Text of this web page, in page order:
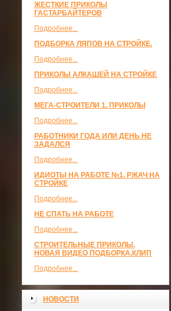
ЖЕСТКИЕ ПРИКОЛЫ
ГАСТАРБАЙТЕРОВ
Подробнее...
ПОДБОРКА ЛЯПОВ НА СТРОЙКЕ.
Подробнее...
ПРИКОЛЫ АЛКАШЕЙ НА СТРОЙКЕ
Подробнее...
МЕГА-СТРОИТЕЛИ 1. ПРИКОЛЫ
Подробнее...
РАБОТНИКИ ГОДА ИЛИ ДЕНЬ НЕ
ЗАДАЛСЯ
Подробнее...
ИДИОТЫ НА РАБОТЕ №1. РЖАЧ НА
СТРОЙКЕ
Подробнее...
НЕ СПАТЬ НА РАБОТЕ
Подробнее...
СТРОИТЕЛЬНЫЕ ПРИКОЛЫ.
НОВАЯ ВИДЕО ПОДБОРКА.КЛИП
Подробнее...
НОВОСТИ